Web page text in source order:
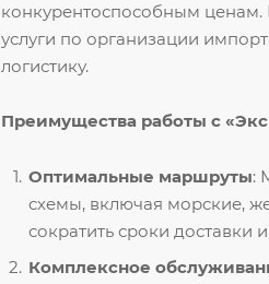
конкурентоспособным ценам.
услуги по организации
логистику.
Преимущества работы с
Оптимальные маршруты:
схемы, включая морские,
сократить сроки доставки
Комплексное